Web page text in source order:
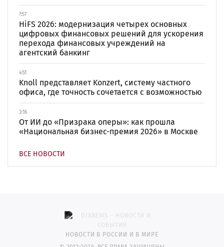
7:57
HiFS 2026: модернизация четырех основных
цифровых финансовых решений для ускорения
перехода финансовых учреждений на
агентский банкинг
4:51
Knoll представляет Konzert, систему частного
офиса, где точность сочетается с возможностью
3:16
От ИИ до «Призрака оперы»: как прошла
«Национальная бизнес-премия 2026» в Москве
ВСЕ НОВОСТИ
НОВОСТИ В РОССИИ И В МИРЕ